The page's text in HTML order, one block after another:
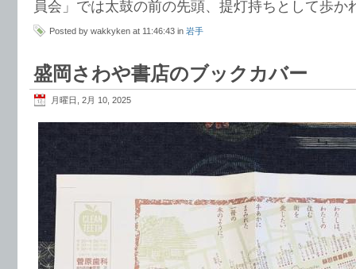
員会」では太鼓の前の先頭、提灯持ちとして歩か
Posted by wakkyken at 11:46:43 in 岩手
盛岡さわや書店のブックカバー
月曜日, 2月 10, 2025